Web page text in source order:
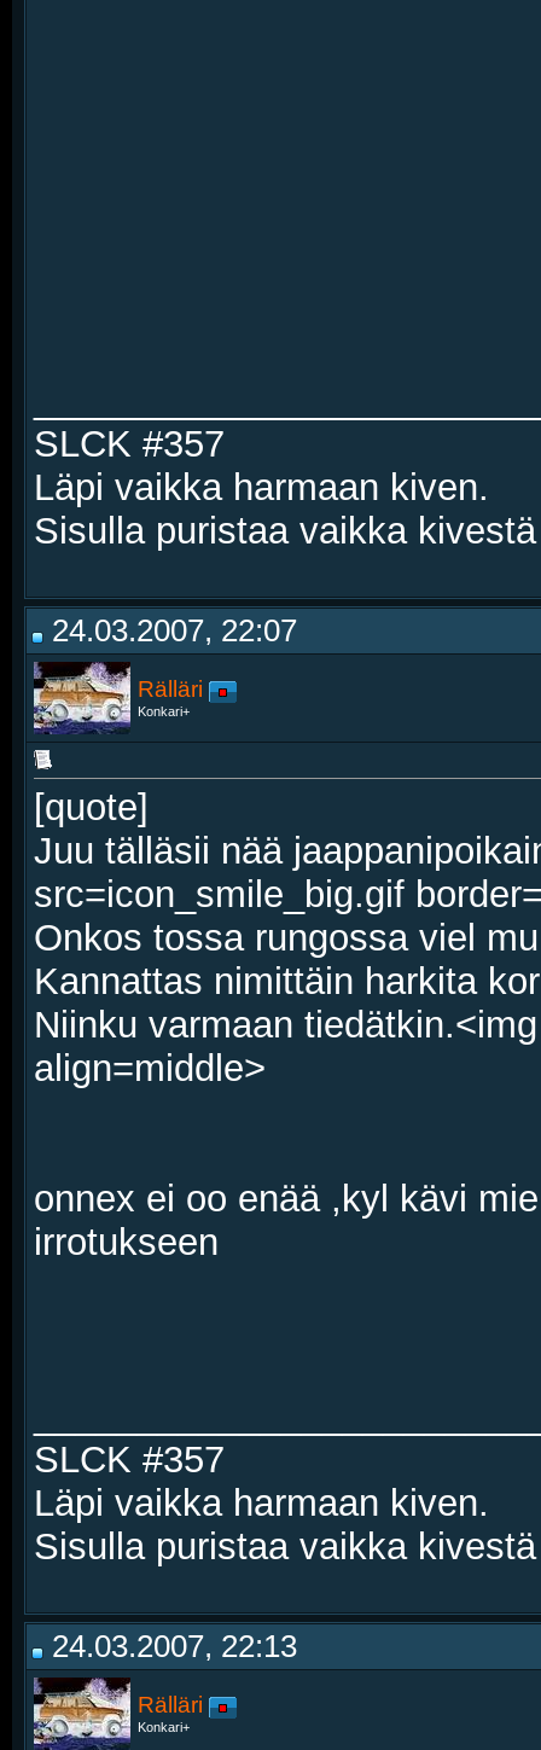
SLCK #357
Läpi vaikka harmaan kiven.
Sisulla puristaa vaikka
24.03.2007, 22:07
Rälläri
Konkari+
[quote]
Juu tälläsii nää
src=icon_smile_big.gif
Onkos tossa rungossa viel
Kannattas nimittäin harkita
Niinku varmaan
align=middle>
onnex ei oo enää ,kyl kävi
irrotukseen
SLCK #357
Läpi vaikka harmaan kiven.
Sisulla puristaa vaikka
24.03.2007, 22:13
Rälläri
Konkari+